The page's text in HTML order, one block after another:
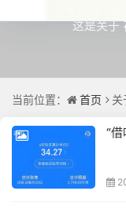
这是关于
当前位置： 首页 关
“